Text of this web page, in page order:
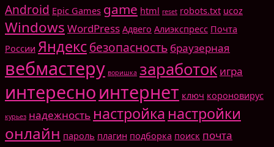
Android Epic Games game html reset robots.txt ucoz
Windows WordPress Адвего Алиэкспресс Почта
России Яндексбезопасность браузерная
вебмастеру воришка заработок игра
интересноинтернет ключ короновирус
курьез надежность настройка настройки
онлайн пароль плагин подборка поиск почта